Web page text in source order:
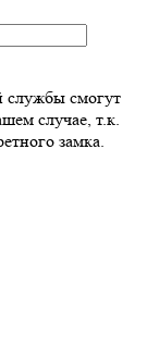
службы смогут
случае, т.к.
замка.